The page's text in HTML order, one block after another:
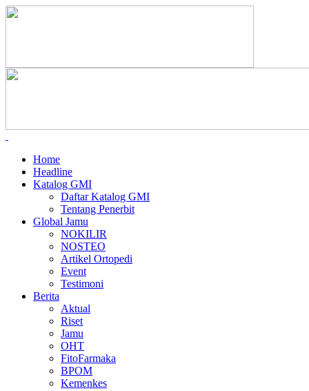
Home
Headline
Katalog GMI
Daftar Katalog GMI
Tentang Penerbit
Global Jamu
NOKILIR
NOSTEO
Artikel Ortopedi
Event
Testimoni
Berita
Aktual
Riset
Jamu
OHT
FitoFarmaka
BPOM
Kemenkes